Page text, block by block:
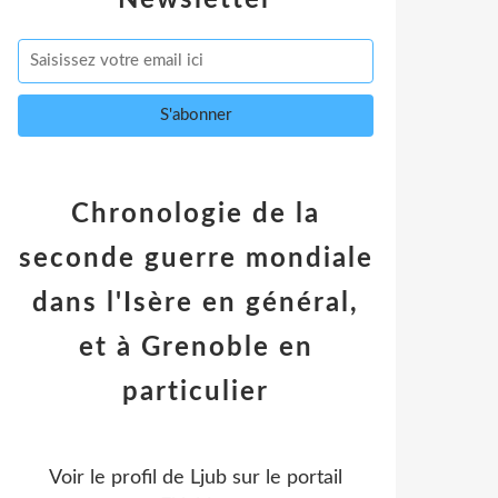
Chronologie de la
seconde guerre mondiale
dans l'Isère en général,
et à Grenoble en
particulier
Voir le profil de Ljub sur le portail